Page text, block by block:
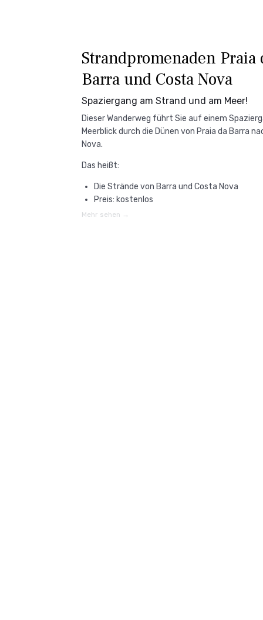
Strandpromenaden Praia
Barra und Costa Nova
Spaziergang am Strand und am Meer!
Dieser Wanderweg führt Sie auf einem
Meerblick durch die Dünen von Praia da Barra
Nova.
Das heißt:
Die Strände von Barra und Costa Nova
Preis: kostenlos
Mehr sehen →